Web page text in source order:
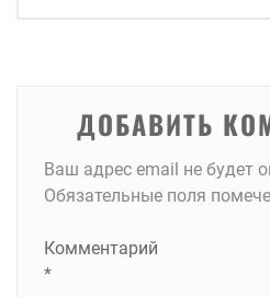
ДОБАВИТЬ
Ваш адрес email не будет
Обязательные поля
Комментарий
*